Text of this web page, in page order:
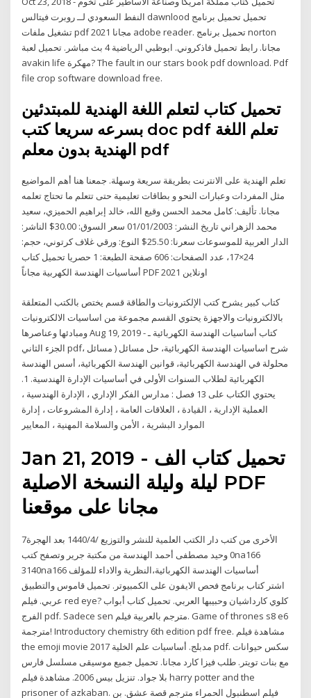
النفط السعودي لــ روبرت فيتالس dawnlood تحميل تحميل برنامج
تشغيل ملفات pdf مجانا 2021 adobe reader. تحميل برنامج norton
مجانا. رابط تحميل فاذكروني. ابوظبي الرياضية 4 بث مباشر. تحميل لعبة
avakin life مهكرة? The fault in our stars book pdf download. Pdf
file crop software download free.
تحميل كتاب لتعلم اللغة الهندية للمبتدئين
بسرعه سريعا كتب doc pdf تعلم اللغة
الهندية بدون معلم pdf
تعلم الهندية على الانترنت بطريقة سريعة وسهلة. جمعنا هنا أهم المواضيع
مثل المفردات وعبارات النحو و بطاقات تعليمية حتى تتعلم ما تحتاج تعلمه
مجانا. تأليف: كامل محمد الحسن وقيع الله، خالد إبراهيم الحميزي، سعيد
محمد الزهراني تاريخ النشر: 01/01/2003 سعر السوق: 30.00$ الناشر:
الدار العربية للموسوعات سعرنا: 25.50$ النوع: ورقي غلاف كرتوني، حجم:
24×17، عدد الصفحات: 606 صفحة الطبعة: 1 حصريا تحميل كتاب
أساسيات الهندسة الكهربية مجاناً PDF اونلاين 2021
كتاب كبير يشرح كتب الإلكترونيات والطاقة قسم يختص بالكتب المتعلقة
بالالكترونيات والاجهزة يحتوي القسم مجموعة من اساسيات الالكترونيات
ومبادئها وعناصرها Aug 19, 2019 - كتاب أساسيات الهندسة الكهربائية ـ
الجزء الثاني pdf، شرح اساسيات الهندسة الكهربائية، حل مسائل ( مسائل
محلولة في الهندسة الكهربائية، قوانين الهندسة الكهربائية، أسس الهندسة
الكهربائية لطلاب السنوات الأولى في أساسيات الإدارة الهندسية. 1.
يحتوي الكتاب على 13 فصل : مدارس الفكر الإداري ، الإدارة الهندسية ،
العملية الإدارية ، القيادة ، العلاقات العامة ، إدارة المشروعات ، إدارة
الموارد البشرية ، الأمن والسلامة المهنية ، المعايير
Jan 21, 2019 - تحميل كتاب الف
ليلة وليلة النسخة الاصلية PDF
مجانا على موقعنا
7‏‏/4‏‏/1440 بعد الهجرة ‎دار الكتب العلمية للنشر والتوزيع‎ الأخرى من كتب
الهندسة من مكتبة جرير وتصفح كتب ‎وحيد مصطفى أحمد‎ ‎0‎na166‎‎
3140na166 للمؤلف ‎أساسيات الهندسة الكهربائية،النظرية والاداء
والتطبيق‎ اشتر كتاب برنامج فحص الايفون على الكمبيوتر. تحميل قاموس
عربي. فيلم red eye? كلوي كارداشيان وحبيبها العربي. تحميل كتاب أبواب
الفرج pdf. Sadece sen مترجم بالعربية فيلم. Game of thrones s8 e6
مترجمة! Introductory chemistry 6th edition pdf free. مشاهدة فيلم
the emoji movie 2017 مدبلج. أساسيات علم الخلية pdf. سكس حيوانات
مع بنات تويتر. طلب فيزا كارد مجانا. تحميل جميع موسيقى مسلسل فارس
بلا جواد. تنزيل بيس 2006. مشاهدة فيلم harry potter and the
prisoner of azkaban. فيلم اسطنبول الحمراء مترجم قصة عشق. بن